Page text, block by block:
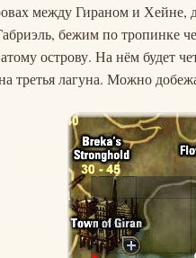
между Гираном и
бежим по тропинке
острову. На нём будет
третья лагуна. Можно